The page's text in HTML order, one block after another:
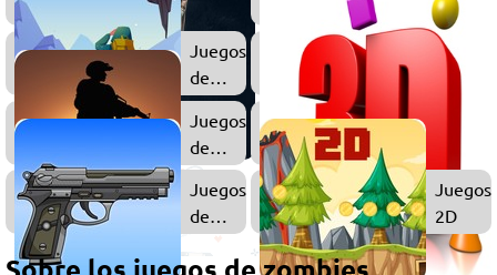
Disparos
de
Terror
Juegos
de
Supervivencia
Juegos
Juegos
de
Acción
Juegos
de
Juegos
2D